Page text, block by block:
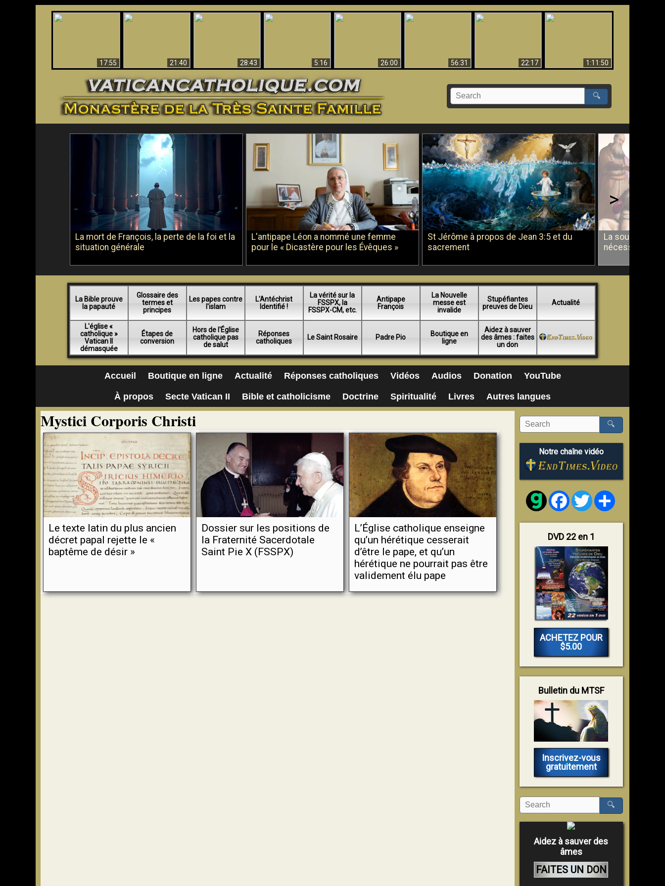
17:55
21:40
28:43
5:16
26:00 56:31 22:17
1:11:50
🔍
La mort de François, la perte de la foi et la
situation générale
L'antipape Léon a nommé une femme
pour le « Dicastère pour les Évêques »
St Jérôme à propos de Jean 3:5 et du
sacrement
La soumission
nécessité du
>
La Bible prouve
la papauté
Glossaire des
termes et
principes
Les papes contre
l'islam
L'Antéchrist
Identifié !
La vérité sur la
FSSPX, la
FSSPX-CM, etc.
Antipape
François
La Nouvelle
messe est
invalide
Stupéfiantes
preuves de Dieu
Actualité
L'église «
catholique »
Vatican II
démasquée
Étapes de
conversion
Hors de l'Église
catholique pas
de salut
Réponses
catholiques
Le Saint Rosaire Padre Pio
Boutique en
ligne
Aidez à sauver
des âmes : faites
un don
Accueil Boutique en ligne Actualité Réponses catholiques Vidéos Audios Donation YouTube
À propos Secte Vatican II Bible et catholicisme Doctrine Spiritualité Livres Autres langues
Mystici Corporis Christi
Le texte latin du plus ancien
décret papal rejette le «
baptême de désir »
Dossier sur les positions de
la Fraternité Sacerdotale
Saint Pie X (FSSPX)
L’Église catholique enseigne
qu’un hérétique cesserait
d’être le pape, et qu’un
hérétique ne pourrait pas être
validement élu pape
🔍
Notre chaîne vidéo
FacebookTwitter
DVD 22 en 1
ACHETEZ POUR
$5.00
Bulletin du MTSF
Inscrivez-vous
gratuitement
🔍
Aidez à sauver des
âmes
FAITES UN DON